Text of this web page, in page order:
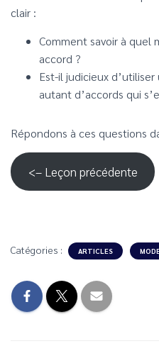
clair :
Comment savoir à quel
accord ?
Est-il judicieux
autant d’accords qui
Répondons à ces questions
<– Leçon précédente
Catégories : ARTICLES